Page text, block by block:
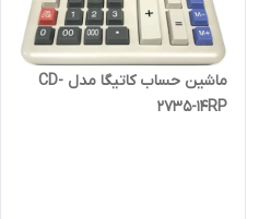
ماشین حساب کاتیگا مدل CD-
2735-14RP